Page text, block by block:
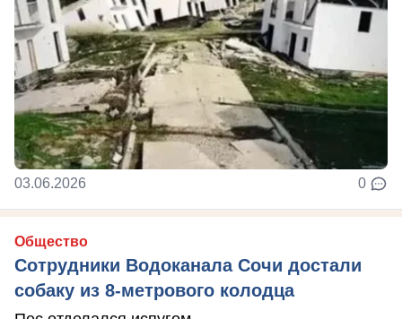
03.06.2026 0
Общество
Сотрудники Водоканала Сочи достали
собаку из 8-метрового колодца